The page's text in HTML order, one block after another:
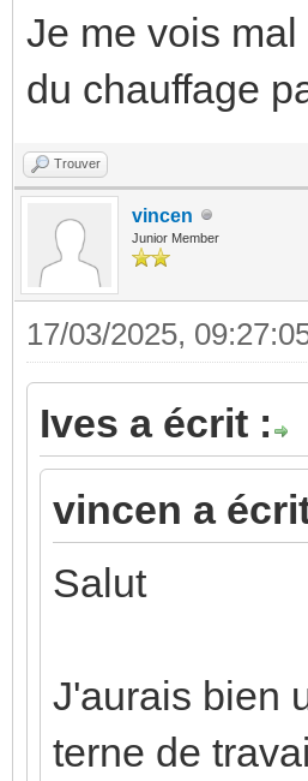
Je me vois
du chauffage
Trouver
vincen
Junior Member
17/03/2025,
Ives a écrit :
vincen a
Salut
J'aurais bien
terne de